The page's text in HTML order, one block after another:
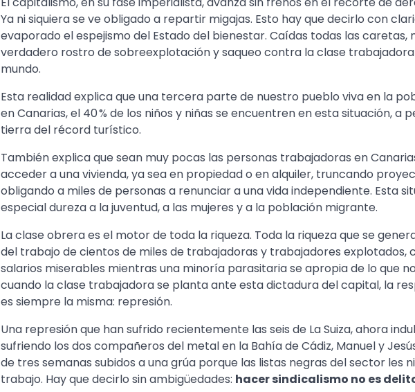
Ya ni siquiera se ve obligado a repartir migajas. Esto hay que decirlo con
evaporado el espejismo del Estado del bienestar. Caídas todas las caretas,
verdadero rostro de sobreexplotación y saqueo contra la clase
mundo.
Esta realidad explica que una tercera parte de nuestro pueblo viva en la
en Canarias, el 40 % de los niños y niñas se encuentren en esta situación, a
tierra del récord turístico.
También explica que sean muy pocas las personas trabajadoras en
acceder a una vivienda, ya sea en propiedad o en alquiler, truncando
obligando a miles de personas a renunciar a una vida independiente. Esta
especial dureza a la juventud, a las mujeres y a la población migrante.
La clase obrera es el motor de toda la riqueza. Toda la riqueza que se
del trabajo de cientos de miles de trabajadoras y trabajadores explotados,
salarios miserables mientras una minoría parasitaria se apropia de lo que
cuando la clase trabajadora se planta ante esta dictadura del capital, la
es siempre la misma: represión.
Una represión que han sufrido recientemente las seis de La Suiza, ahora
sufriendo los dos compañeros del metal en la Bahía de Cádiz, Manuel y
de tres semanas subidos a una grúa porque las listas negras del sector les
trabajo. Hay que decirlo sin ambigüedades: hacer sindicalismo no es